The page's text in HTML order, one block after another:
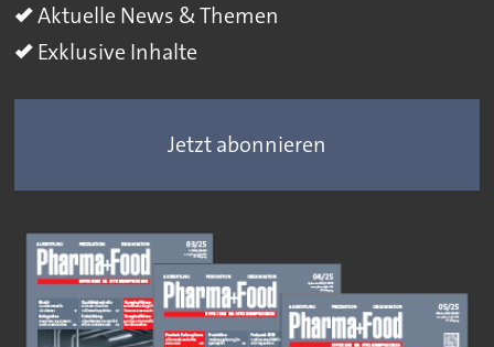
Aktuelle News & Themen
Exklusive Inhalte
Jetzt abonnieren